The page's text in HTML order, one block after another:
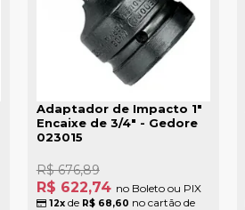
Adaptador de Impacto 1"
Encaixe de 3/4" - Gedore
023015
R$ 622,74 no Boleto ou PIX
R$ 676,89
12xde R$ 68,60 no cartão de